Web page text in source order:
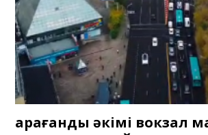
Қарағанды әкімі вокзал